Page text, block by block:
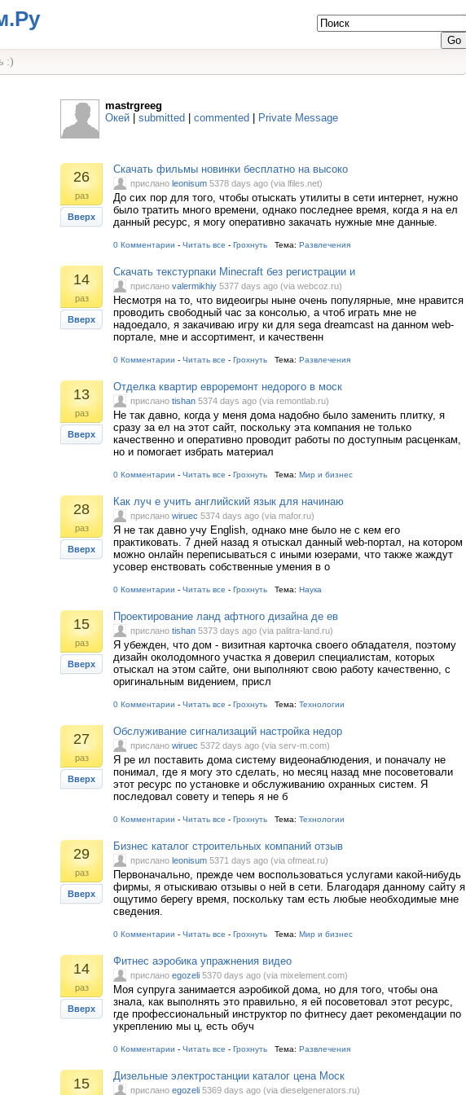
:)
mastrgreeg
Окей
submitted commented Private Message
26
раз
Вверх
Скачать фильмы новинки бесплатно на высоко
прислано leonisum 5378 days ago (via lfiles.net)
До сих пор для того, чтобы отыскать утилиты в сети интернет, нужно
было тратить много времени, однако последнее время, когда я на ел
данный ресурс, я могу оперативно закачать нужные мне данные.
0 Комментарии - Читать все - Грохнуть Тема: Развлечения
14
раз
Вверх
Скачать текстурпаки Minecraft без регистрации и
прислано valermikhiy 5377 days ago (via webcoz.ru)
Несмотря на то, что видеоигры ныне очень популярные, мне нравится
проводить свободный час за консолью, а чтоб играть мне не
надоедало, я закачиваю игру ки для sega dreamcast на данном web-
портале, мне и ассортимент, и качественн
0 Комментарии - Читать все - Грохнуть Тема: Развлечения
13
раз
Вверх
Отделка квартир евроремонт недорого в моск
прислано tishan 5374 days ago (via remontlab.ru)
Не так давно, когда у меня дома надобно было заменить плитку, я
сразу за ел на этот сайт, поскольку эта компания не только
качественно и оперативно проводит работы по доступным расценкам,
но и помогает избрать материал
0 Комментарии - Читать все - Грохнуть Тема: Мир и бизнес
28
раз
Вверх
Как луч е учить английский язык для начинаю
прислано wiruec 5374 days ago (via mafor.ru)
Я не так давно учу English, однако мне было не с кем его
практиковать. 7 дней назад я отыскал данный web-портал, на котором
можно онлайн переписываться с иными юзерами, что также жаждут
усовер енствовать собственные умения в о
0 Комментарии - Читать все - Грохнуть Тема: Наука
15
раз
Вверх
Проектирование ланд афтного дизайна де ев
прислано tishan 5373 days ago (via palitra-land.ru)
Я убежден, что дом - визитная карточка своего обладателя, поэтому
дизайн околодомного участка я доверил специалистам, которых
отыскал на этом сайте, они выполняют свою работу качественно, с
оригинальным видением, присл
0 Комментарии - Читать все - Грохнуть Тема: Технологии
27
раз
Вверх
Обслуживание сигнализаций настройка недор
прислано wiruec 5372 days ago (via serv-m.com)
Я ре ил поставить дома систему видеонаблюдения, и поначалу не
понимал, где я могу это сделать, но месяц назад мне посоветовали
этот ресурс по установке и обслуживанию охранных систем. Я
последовал совету и теперь я не б
0 Комментарии - Читать все - Грохнуть Тема: Технологии
29
раз
Вверх
Бизнес каталог строительных компаний отзыв
прислано leonisum 5371 days ago (via ofmeat.ru)
Первоначально, прежде чем воспользоваться услугами какой-нибудь
фирмы, я отыскиваю отзывы о ней в сети. Благодаря данному сайту я
ощутимо берегу время, поскольку там есть любые необходимые мне
сведения.
0 Комментарии - Читать все - Грохнуть Тема: Мир и бизнес
14
раз
Вверх
Фитнес аэробика упражнения видео
прислано egozeli 5370 days ago (via mixelement.com)
Моя супруга занимается аэробикой дома, но для того, чтобы она
знала, как выполнять это правильно, я ей посоветовал этот ресурс,
где профессиональный инструктор по фитнесу дает рекомендации по
укреплению мы ц, есть обуч
0 Комментарии - Читать все - Грохнуть Тема: Развлечения
15 Дизельные электростанции каталог цена Моск
прислано egozeli 5369 days ago (via dieselgenerators.ru)